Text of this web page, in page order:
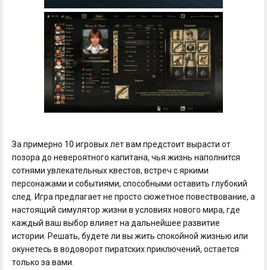
За примерно 10 игровых лет вам предстоит вырасти от
позора до невероятного капитана, чья жизнь наполнится
сотнями увлекательных квестов, встреч с яркими
персонажами и событиями, способными оставить глубокий
след. Игра предлагает не просто сюжетное повествование, а
настоящий симулятор жизни в условиях нового мира, где
каждый ваш выбор влияет на дальнейшее развитие
истории. Решать, будете ли вы жить спокойной жизнью или
окунетесь в водоворот пиратских приключений, остается
только за вами.